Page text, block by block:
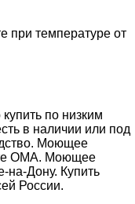
при температуре от
по низким
в наличии или под
Моющее
ОМА. Моющее
на-Дону. Купить
России.